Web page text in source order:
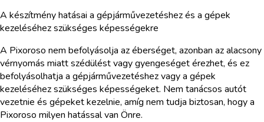
A készítmény hatásai a gépjárművezetéshez és a gépek
kezeléséhez szükséges képességekre
A Pixoroso nem befolyásolja az éberséget, azonban az alacsony
vérnyomás miatt szédülést vagy gyengeséget érezhet, és ez
befolyásolhatja a gépjárművezetéshez vagy a gépek
kezeléséhez szükséges képességeket. Nem tanácsos autót
vezetnie és gépeket kezelnie, amíg nem tudja biztosan, hogy a
Pixoroso milyen hatással van Önre.